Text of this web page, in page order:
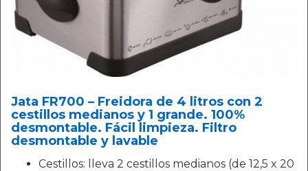
Jata FR700 – Freidora de 4 litros con 2
cestillos medianos y 1 grande. 100%
desmontable. Fácil limpieza. Filtro
desmontable y lavable
Cestillos: lleva 2 cestillos medianos (de 12,5 x 20